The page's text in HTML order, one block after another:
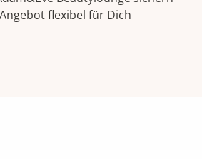
flexibel für Dich